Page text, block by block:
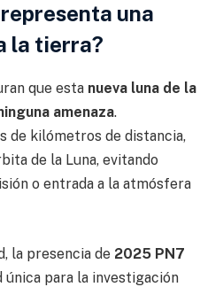
una
la tierra?
que esta nueva luna de la
amenaza.
de kilómetros de distancia,
de la Luna, evitando
o entrada a la atmósfera
la presencia de 2025 PN7
para la investigación